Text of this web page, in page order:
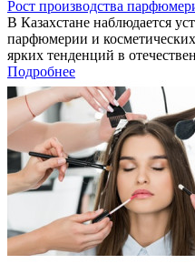
Рост производства
В Казахстане наблюдается
парфюмерии и
ярких тенденций в
Подробнее